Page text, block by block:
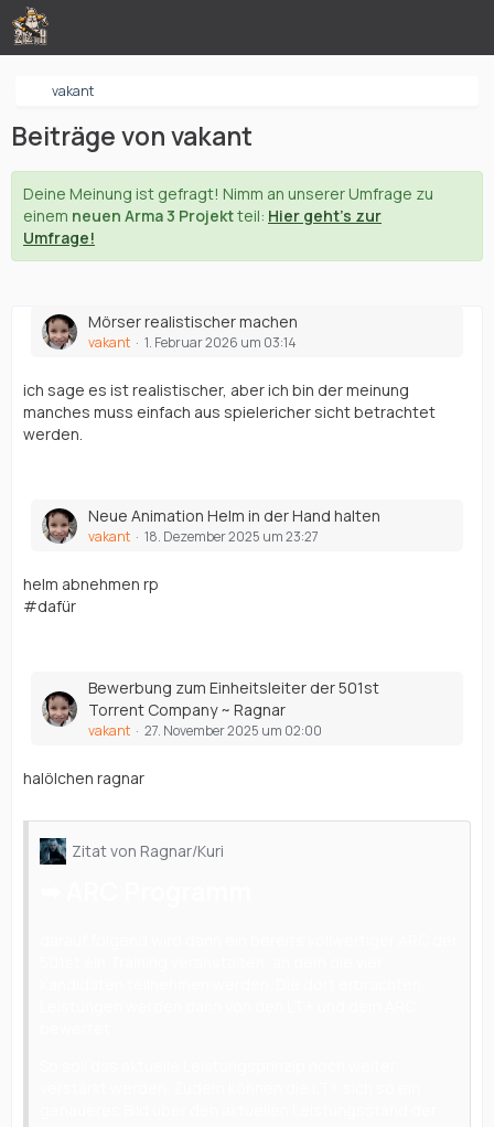
vakant
Beiträge von vakant
Deine Meinung ist gefragt! Nimm an unserer Umfrage zu
einem neuen Arma 3 Projektteil: Hier geht's zur
Umfrage!
Mörser realistischer machen
vakant 1. Februar 2026 um 03:14
ich sage es ist realistischer, aber ich bin der meinung
manches muss einfach aus spielericher sicht betrachtet
werden.
Neue Animation Helm in der Hand halten
vakant 18. Dezember 2025 um 23:27
helm abnehmen rp
#dafür
Bewerbung zum Einheitsleiter der 501st
Torrent Company ~ Ragnar
vakant 27. November 2025 um 02:00
halölchen ragnar
Zitat von Ragnar/Kuri